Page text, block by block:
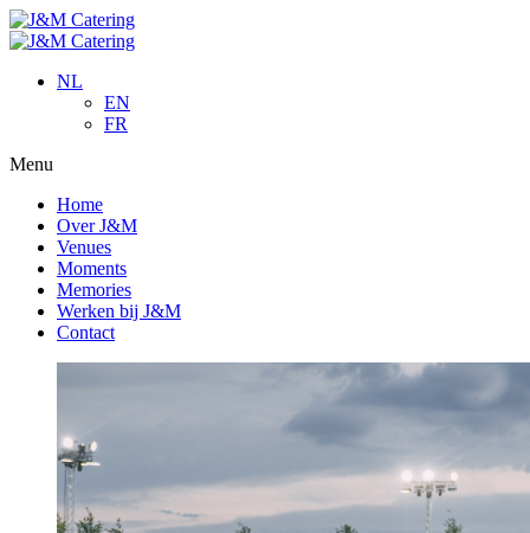
NL
EN
FR
Menu
Home
Over J&M
Venues
Moments
Memories
Werken bij J&M
Contact